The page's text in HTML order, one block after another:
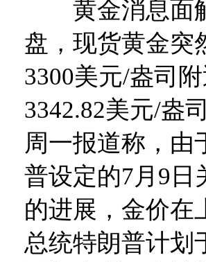
黄金消息面解
盘，现货黄金突
3300美元/盎司
3342.82美元/盎
周一报道称，由
普设定的7月9日
的进展，金价在
总统特朗普计划